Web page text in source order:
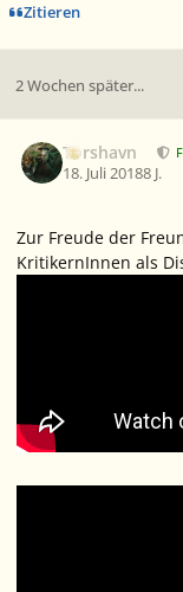
Zitieren
2 Wochen später...
Torshavn
18. Juli 20188 J.
Zur Freude der
KritikernInnen als